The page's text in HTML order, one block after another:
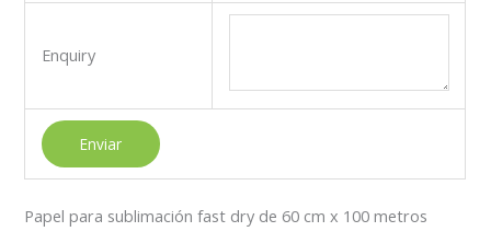
Enquiry
Papel para sublimación fast dry de 60 cm x 100 metros